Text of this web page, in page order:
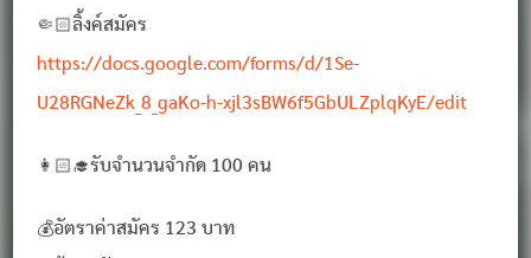
🤏🏻ลิ้งค์สมัคร
https://docs.google.com/forms/d/1Se-
U28RGNeZk_8_gaKo-h-xjl3sBW6f5GbULZplqKyE/edit
👩🏻‍🎓รับจำนวนจำกัด 100 คน
💰อัตราค่าสมัคร 123 บาท